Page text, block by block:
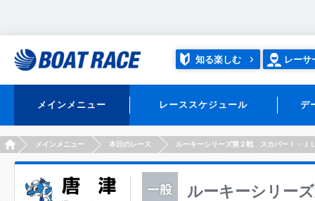
知る楽しむ レーサ
メインメニュー レーススケジュール デ
HOMEメインメニュー 本日のレース ルーキーシリーズ第２戦 スカパー！・Ｊ
ルーキーシリー